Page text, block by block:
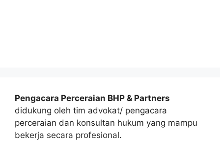
Pengacara Perceraian BHP & Partners
didukung oleh tim advokat/ pengacara
perceraian dan konsultan hukum yang mampu
bekerja secara profesional.